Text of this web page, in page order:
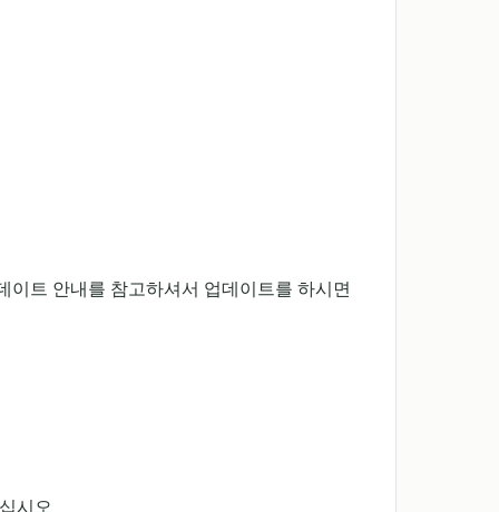
트 안내를 참고하셔서 업데이트를 하시면
시오